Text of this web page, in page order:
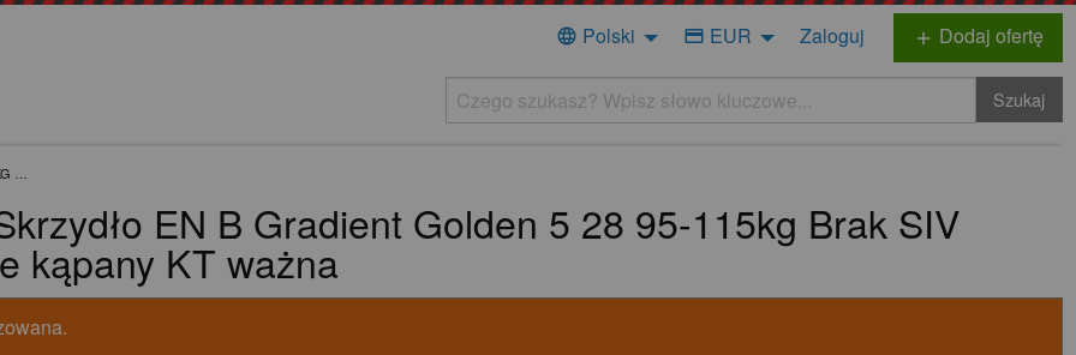
language Polski credit_card EUR Zaloguj add Dodaj ofertę
Szukaj
…
EN B Gradient Golden 5 28 95-115kg Brak SIV
kąpany KT ważna